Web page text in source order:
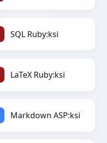
SQL Ruby:ksi
LaTeX Ruby:ksi
Markdown ASP:ksi